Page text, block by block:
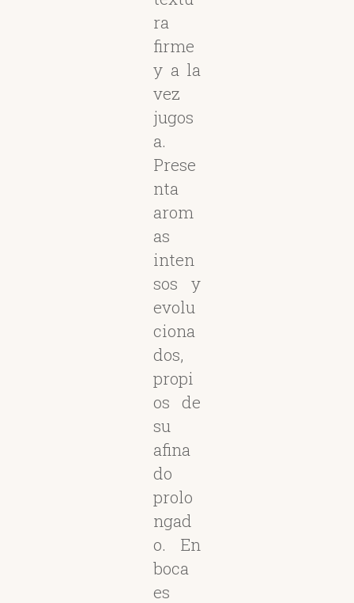
ra
firme
y a la
vez
jugos
a.
Prese
nta
arom
as
inten
sos y
evolu
ciona
dos,
propi
os de
su
afina
do
prolo
ngad
o. En
boca
es